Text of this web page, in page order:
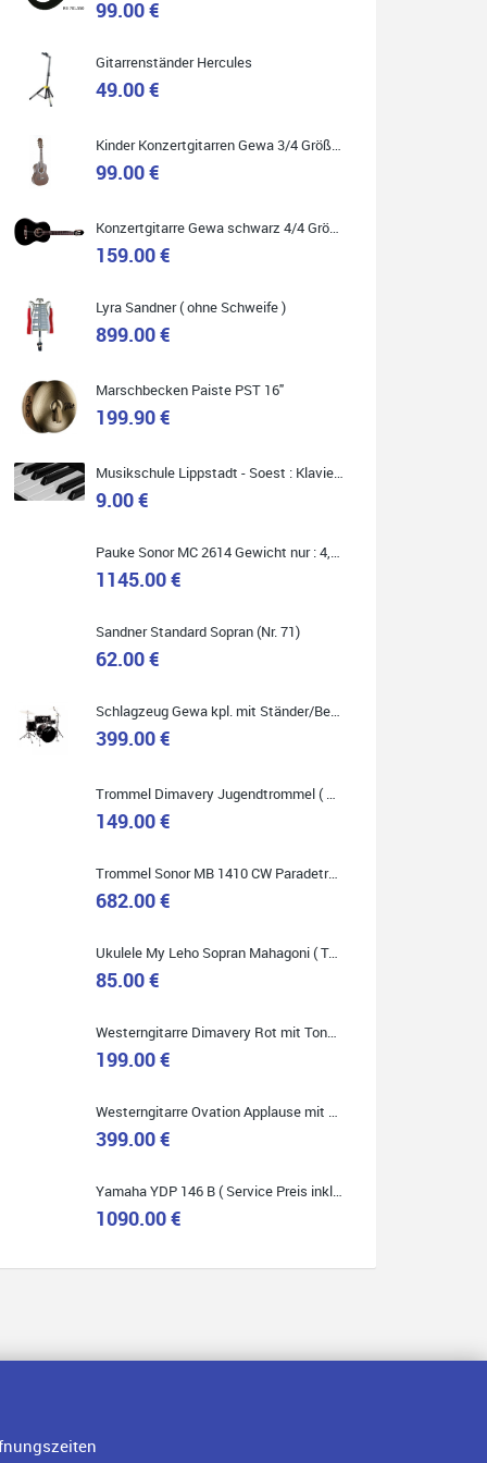
Quelle: Google-Rezension
Ich war auf der Suche nach einem neuen Keyboard
und bin begeistert: ich bin super beraten worden,
aktuell natürlich nur telefonisch. Nachdem die
abholen musste. Top!
Quelle: Google-Rezension
Ich bin super zufrieden mit meiner neuen Ukulele!
Einfach am Freitag vorbeigekommen, eben geklingelt
und top beraten worden. Ich würde den Besuch im
Quelle: Google-Rezension
Klein...aber fein!
Toller Service, nette Leute. Immer wieder gerne..
Quelle: Google-Rezension
99.00 €
Gitarrenständer Hercules
49.00 €
99.00 €
159.00 €
Lyra Sandner ( ohne Schweife )
899.00 €
Marschbecken Paiste PST 16"
199.90 €
9.00 €
1145.00 €
Sandner Standard Sopran (Nr. 71)
62.00 €
399.00 €
149.00 €
Trommel Sonor MB 1410 CW Paradetrommel ( Service Preis inkl. Werkstatt Service )
682.00 €
Ukulele My Leho Sopran Mahagoni ( Top Empfehlung ! )
85.00 €
199.00 €
399.00 €
1090.00 €